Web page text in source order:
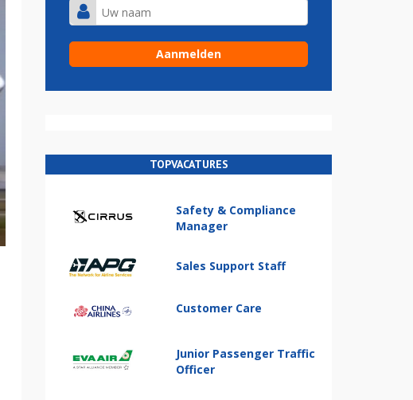
TOPVACATURES
Safety & Compliance
Manager
Sales Support Staff
Customer Care
Junior Passenger Traffic
Officer